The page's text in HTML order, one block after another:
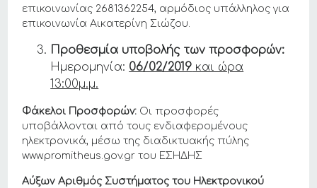
επικοινωνίας 2681362254, αρμόδιος υπάλληλος για
επικοινωνία Αικατερίνη Σιώζου.
Προθεσμία υποβολής των προσφορών:
Ημερομηνία: 06/02/2019 και ώρα
13:00μ.μ.
Φάκελοι Προσφορών: Οι προσφορές
υποβάλλονται από τους ενδιαφερομένους
ηλεκτρονικά, μέσω της διαδικτυακής πύλης
www.promitheus.gov.gr του ΕΣΗΔΗΣ
Αύξων Αριθμός Συστήματος του Ηλεκτρονικού